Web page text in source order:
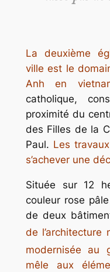
La deuxième
ville est le
Anh en
catholique,
proximité du
des Filles de la
Paul. Les
s’achever une
Située sur 12
couleur rose
de deux
de l’architecture
modernisée au
mêle aux